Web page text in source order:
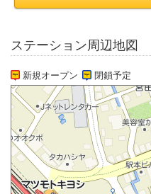
ステーション周辺地図
新規オープン 閉鎖予定